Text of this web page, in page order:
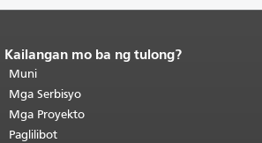
Katapusan ng nilalaman ng
pahina.
pahinang ito ay nauulit sa bawat
pahina.Bumalik sa tuktok ng
pangunahing nilalaman
Kailangan mo ba ng tulong?
Muni
Mga Serbisyo
Mga Proyekto
Paglilibot